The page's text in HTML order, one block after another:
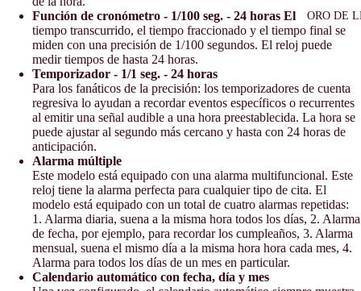
ORO DE
Función de cronómetro - 1/100 seg. - 24 horas El
tiempo transcurrido, el tiempo fraccionado y el tiempo final se
miden con una precisión de 1/100 segundos. El reloj puede
medir tiempos de hasta 24 horas.
Temporizador - 1/1 seg. - 24 horas
Para los fanáticos de la precisión: los temporizadores de cuenta
regresiva lo ayudan a recordar eventos específicos o recurrentes
al emitir una señal audible a una hora preestablecida. La hora se
puede ajustar al segundo más cercano y hasta con 24 horas de
anticipación.
Alarma múltiple
Este modelo está equipado con una alarma multifuncional. Este
reloj tiene la alarma perfecta para cualquier tipo de cita. El
modelo está equipado con un total de cuatro alarmas repetidas:
1. Alarma diaria, suena a la misma hora todos los días, 2. Alarma
de fecha, por ejemplo, para recordar los cumpleaños, 3. Alarma
mensual, suena el mismo día a la misma hora hora cada mes, 4.
Alarma para todos los días de un mes en particular.
Calendario automático con fecha, día y mes